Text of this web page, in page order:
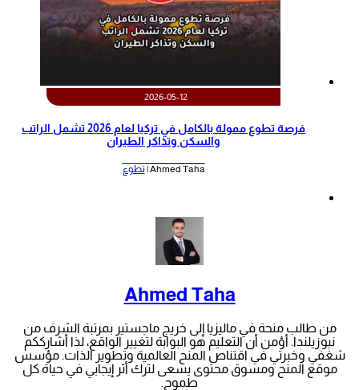
2026-05-12
‫فرصة تطوع ممولة بالكامل في تركيا لعام 2026 تشمل الراتب
والسكن وتذاكر الطيران‬
Ahmed Taha | تطوع
Ahmed Taha
من طالب منحة في ماليزيا إلى خريج ماجستير بمرتبة الشرف من
نيوزيلندا. أؤمن أن التعليم هو البوابة لتغيير الواقع، لذا أشارككم
شغفي وخبرتي في اقتناص المنح العالمية وتطوير الذات. مؤسس
موقع المنح ومسوق محتوى يسعى لترك أثر إيجابي في حياة كل
طموح.